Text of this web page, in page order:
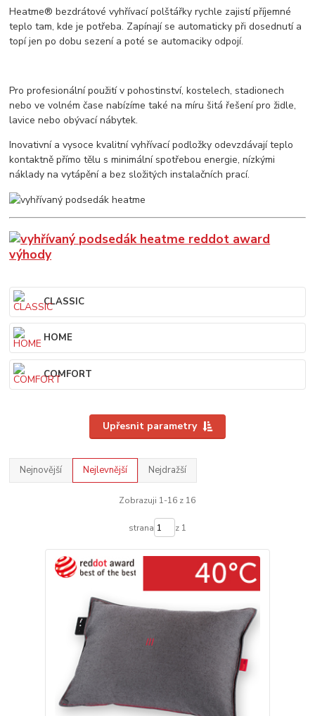
Heatme® bezdrátové vyhřívací polštářky rychle zajistí příjemné
teplo tam, kde je potřeba. Zapínají se automaticky při dosednutí a
topí jen po dobu sezení a poté se automaciky odpojí.
Pro profesionální použití v pohostinství, kostelech, stadionech
nebo ve volném čase nabízíme také na míru šitá řešení pro židle,
lavice nebo obývací nábytek.
Inovativní a vysoce kvalitní vyhřívací podložky odevzdávají teplo
kontaktně přímo tělu s minimální spotřebou energie, nízkými
náklady na vytápění a bez složitých instalačních prací.
CLASSIC
HOME
COMFORT
Upřesnit parametry
Nejnovější Nejlevnější Nejdražší
Zobrazuji 1-16 z 16
strana z 1